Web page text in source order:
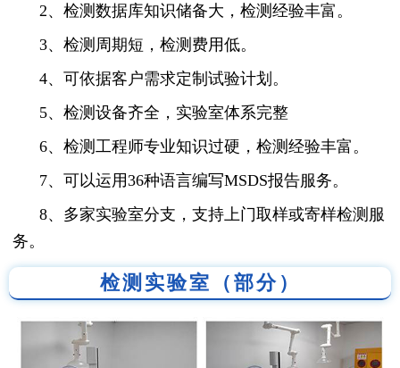
2、检测数据库知识储备大，检测经验丰富。
3、检测周期短，检测费用低。
4、可依据客户需求定制试验计划。
5、检测设备齐全，实验室体系完整
6、检测工程师专业知识过硬，检测经验丰富。
7、可以运用36种语言编写MSDS报告服务。
8、多家实验室分支，支持上门取样或寄样检测服
务。
检测实验室（部分）